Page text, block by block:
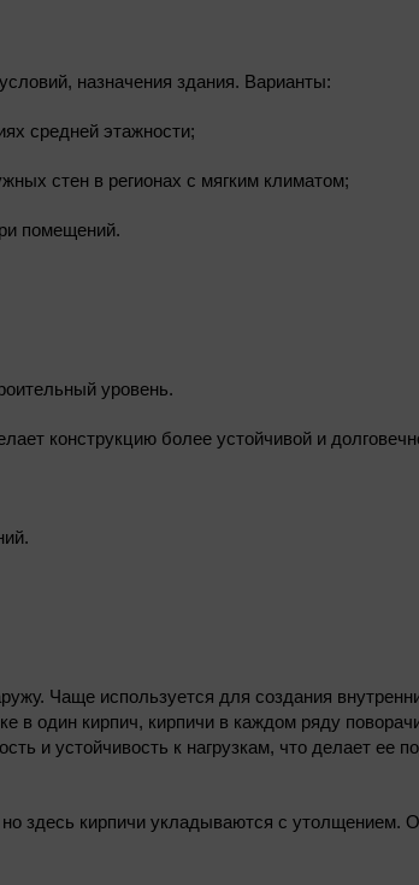
назначения здания. Варианты:
средней этажности;
стен в регионах с мягким климатом;
помещений.
уровень.
конструкцию более устойчивой и
Чаще используется для создания
в один кирпич, кирпичи в каждом ряду
и устойчивость к нагрузкам, что делает ее
здесь кирпичи укладываются с утолщением.